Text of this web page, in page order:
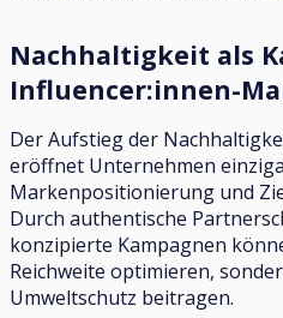
Nachhaltigkeit als
Influencer:innen-
Der Aufstieg der
eröffnet Unternehmen
Markenpositionierung und
Durch authentische
konzipierte Kampagnen
Reichweite optimieren,
Umweltschutz beitragen.